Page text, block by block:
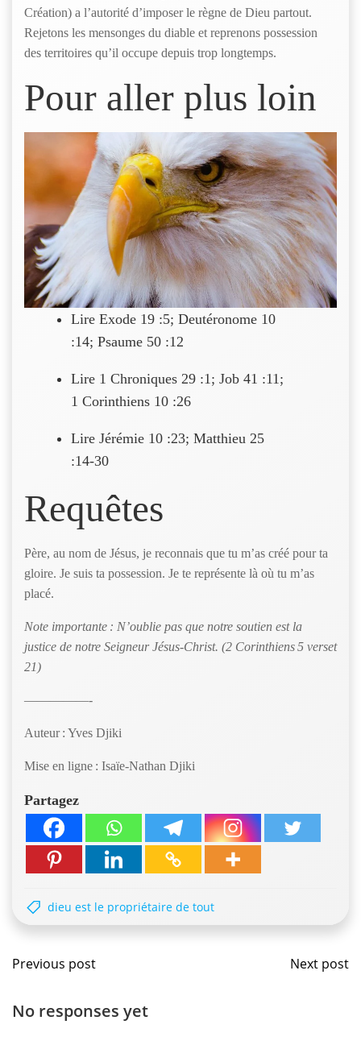
Création) a l’autorité d’imposer le règne de Dieu partout.
Rejetons les mensonges du diable et reprenons possession
des territoires qu’il occupe depuis trop longtemps.
Pour aller plus loin
Lire Exode 19 :5; Deutéronome 10
:14; Psaume 50 :12
Lire 1 Chroniques 29 :1; Job 41 :11;
1 Corinthiens 10 :26
Lire Jérémie 10 :23; Matthieu 25
:14-30
Requêtes
Père, au nom de Jésus, je reconnais que tu m’as créé pour ta
gloire. Je suis ta possession. Je te représente là où tu m’as
placé.
Note importante : N’oublie pas que notre soutien est la
justice de notre Seigneur Jésus-Christ. (2 Corinthiens 5 verset
21)
—————-
Auteur : Yves Djiki
Mise en ligne : Isaïe-Nathan Djiki
Partagez
dieu est le propriétaire de tout
Navigation
de
Previous post Next post
No responses yet